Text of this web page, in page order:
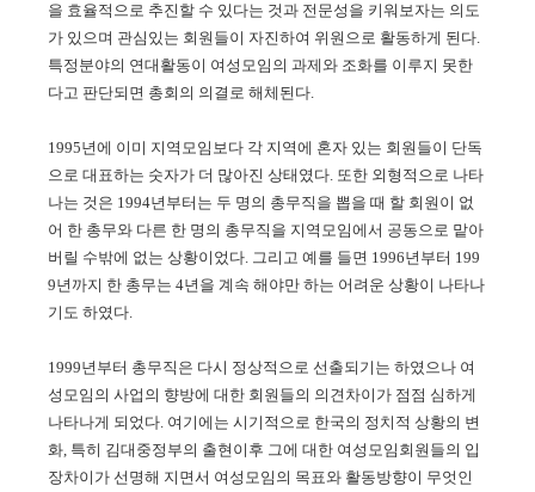
을 효율적으로 추진할 수 있다는 것과 전문성을 키워보자는 의도
가 있으며 관심있는 회원들이 자진하여 위원으로 활동하게 된다.
특정분야의 연대활동이 여성모임의 과제와 조화를 이루지 못한
다고 판단되면 총회의 의결로 해체된다.
1995년에 이미 지역모임보다 각 지역에 혼자 있는 회원들이 단독
으로 대표하는 숫자가 더 많아진 상태였다. 또한 외형적으로 나타
나는 것은 1994년부터는 두 명의 총무직을 뽑을 때 할 회원이 없
어 한 총무와 다른 한 명의 총무직을 지역모임에서 공동으로 맡아
버릴 수밖에 없는 상황이었다. 그리고 예를 들면 1996년부터 199
9년까지 한 총무는 4년을 계속 해야만 하는 어려운 상황이 나타나
기도 하였다.
1999년부터 총무직은 다시 정상적으로 선출되기는 하였으나 여
성모임의 사업의 향방에 대한 회원들의 의견차이가 점점 심하게
나타나게 되었다. 여기에는 시기적으로 한국의 정치적 상황의 변
화, 특히 김대중정부의 출현이후 그에 대한 여성모임회원들의 입
장차이가 선명해 지면서 여성모임의 목표와 활동방향이 무엇인